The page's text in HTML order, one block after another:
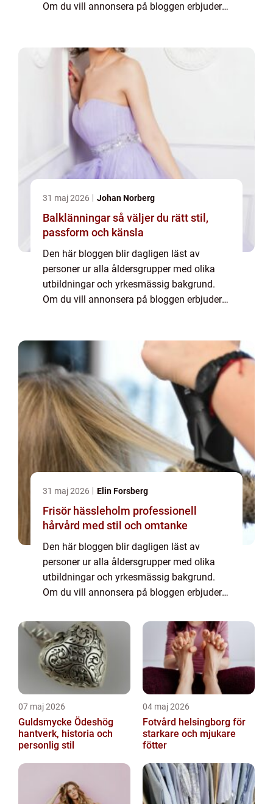
Om du vill annonsera på bloggen erbjuder
redaktionen så...
31 maj 2026 Johan Norberg
Balklänningar så väljer du rätt stil,
passform och känsla
Den här bloggen blir dagligen läst av
personer ur alla åldersgrupper med olika
utbildningar och yrkesmässig bakgrund.
Om du vill annonsera på bloggen erbjuder
31 maj 2026 Elin Forsberg
Frisör hässleholm professionell
hårvård med stil och omtanke
Den här bloggen blir dagligen läst av
personer ur alla åldersgrupper med olika
utbildningar och yrkesmässig bakgrund.
Om du vill annonsera på bloggen erbjuder
endast ett av alternativen. Kontakta
redaktionen så...
07 maj 2026
Guldsmycke Ödeshög
hantverk, historia och
personlig stil
04 maj 2026
Fotvård helsingborg för
starkare och mjukare
fötter